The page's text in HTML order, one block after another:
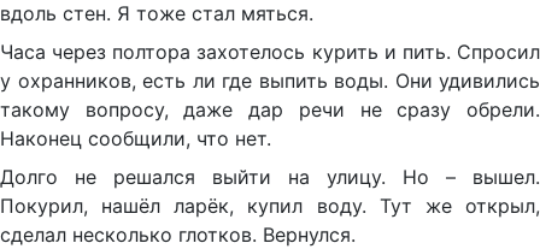
вдоль стен. Я тоже стал мяться.
Часа через полтора захотелось курить и пить. Спросил
у охранников, есть ли где выпить воды. Они удивились
такому вопросу, даже дар речи не сразу обрели.
Наконец сообщили, что нет.
Долго не решался выйти на улицу. Но – вышел.
Покурил, нашёл ларёк, купил воду. Тут же открыл,
сделал несколько глотков. Вернулся.